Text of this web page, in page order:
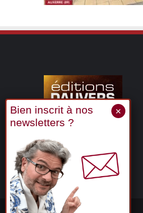
X LinkedinYouTube